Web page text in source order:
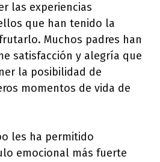
las experiencias
que han tenido la
Muchos padres han
satisfacción y alegría que
la posibilidad de
momentos de vida de
les ha permitido
emocional más fuerte